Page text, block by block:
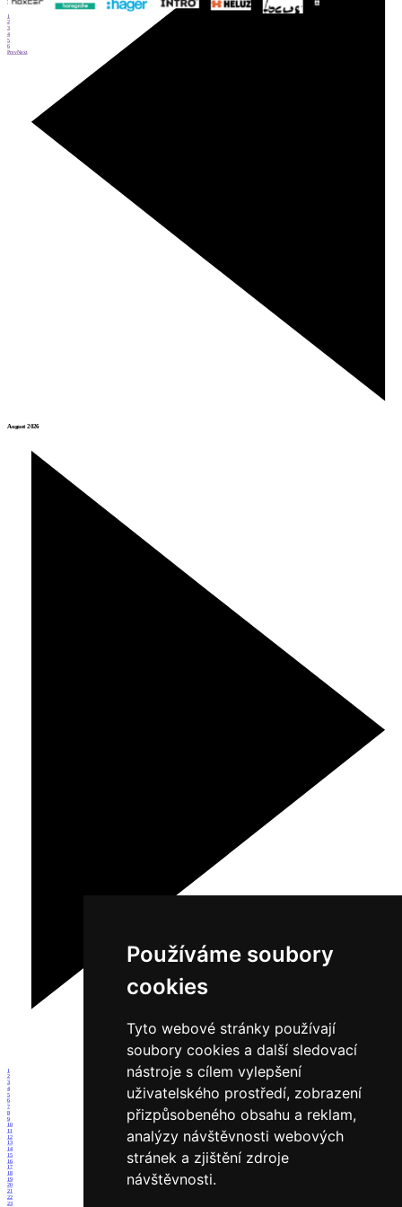
Používáme soubory
cookies
Tyto webové stránky používají
soubory cookies a další sledovací
nástroje s cílem vylepšení
uživatelského prostředí, zobrazení
přizpůsobeného obsahu a reklam,
analýzy návštěvnosti webových
stránek a zjištění zdroje
návštěvnosti.
August 2026
1
2
3
4
5
6
7
8
9
10
11
12
13
14
15
16
17
18
19
20
21
22
23
1
2
3
4
5
6
PrevNext